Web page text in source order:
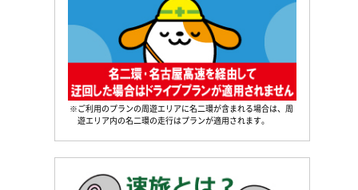
※ご利用のプランの周遊エリアに名二環が含まれる場合は、周
遊エリア内の名二環の走行はプランが適用されます。